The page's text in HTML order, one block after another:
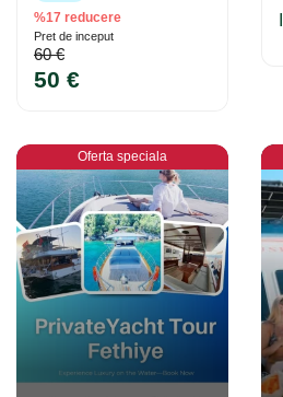
%17 reducere
Pret de inceput
60 €
50 €
Oferta speciala